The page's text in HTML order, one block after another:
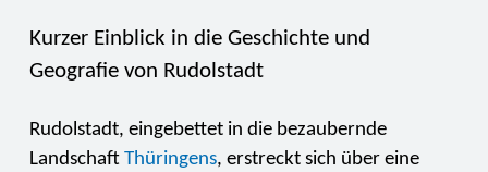
Kurzer Einblick in die Geschichte und
Geografie von Rudolstadt
Rudolstadt, eingebettet in die bezaubernde
Landschaft Thüringens, erstreckt sich über eine